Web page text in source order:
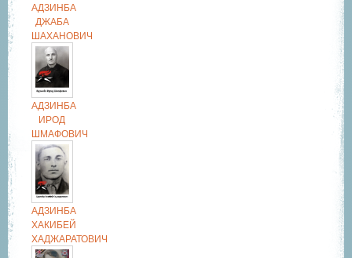
АДЗИНБА
ДЖАБА
ШАХАНОВИЧ
АДЗИНБА
ИРОД
ШМАФОВИЧ
АДЗИНБА
ХАКИБЕЙ
ХАДЖАРАТОВИЧ